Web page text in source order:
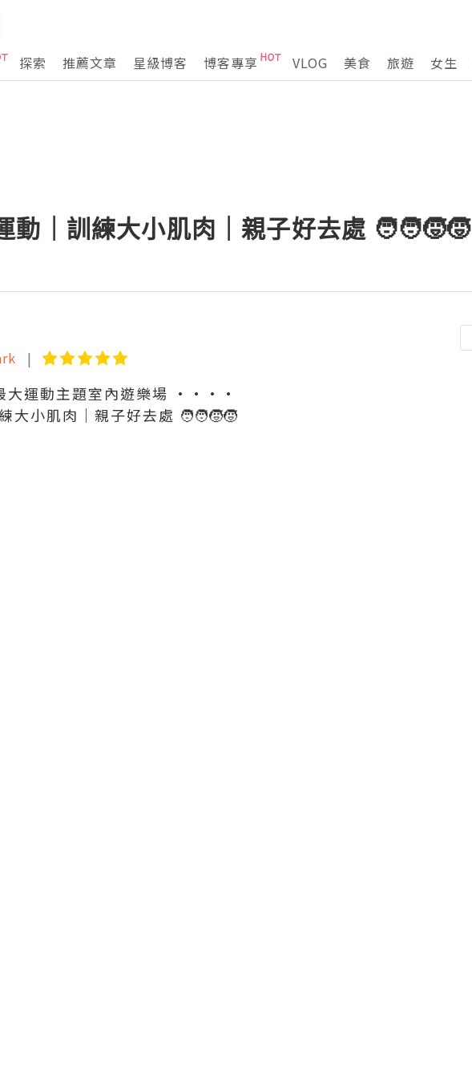
探索
推薦文章 星級博客 博客專享 VLOG 美食 旅遊 女生
動｜訓練大小肌肉｜親子好去處 🧑‍🧑‍🧒‍🧒
運動主題室內遊樂場 ••••
大小肌肉｜親子好去處 🧑‍🧑‍🧒‍🧒